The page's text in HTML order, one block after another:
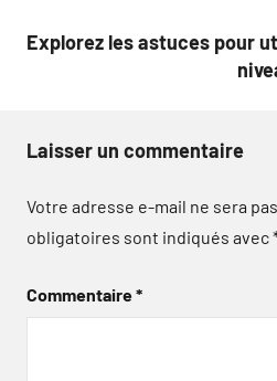
Explorez les astuces pour
Laisser un commentaire
Votre adresse e-mail ne sera
obligatoires sont indiqués avec
Commentaire*